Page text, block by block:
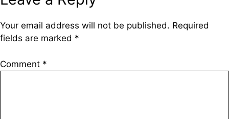
Your email address will not be published. Required
fields are marked *
Comment *